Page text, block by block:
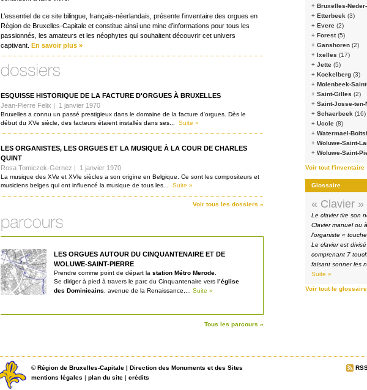
L’essentiel de ce site bilingue, français-néerlandais, présente l’inventaire des orgues en
Région de Bruxelles-Capitale et constitue ainsi une mine d’informations pour tous les
passionnés, les amateurs et les néophytes qui souhaitent découvrir cet univers
captivant. En savoir plus »
ESQUISSE HISTORIQUE DE LA FACTURE D'ORGUES À BRUXELLES
Jean-Pierre Felix | 1 janvier 1970
Bruxelles a connu un passé prestigieux dans le domaine de la facture d'orgues. Dès le
début du XVe siècle, des facteurs étaient installés dans ses... Suite »
LES ORGANISTES, LES ORGUES ET LA MUSIQUE À LA COUR DE CHARLES
QUINT
Rosa Tomiczek-Gernez | 1 janvier 1970
La musique des XVe et XVle siècles a son origine en Belgique. Ce sont les compositeurs et
musiciens belges qui ont influencé la musique de tous les... Suite »
Voir tous les dossiers »
LES ORGUES AUTOUR DU CINQUANTENAIRE ET DE
WOLUWE-SAINT-PIERRE
Prendre comme point de départ la station Métro Merode
Se diriger à pied à travers le parc du Cinquantenaire vers l’église
des Dominicains , avenue de la Renaissance,... Suite »
Tous les parcours »
+ Bruxelles-
+ Etterbeek (3)
+ Evere (2)
+ Forest(5)
+ Ganshoren (2)
+ Ixelles (17)
+ Jette (5)
+ Koekelberg (3)
+ Molenbeek-
+ Saint-Gilles (2)
+ Saint-Josse-ten-
+ Schaerbeek (16)
+ Uccle (8)
+ Watermael-
+ Woluwe-Saint-
+ Woluwe-Saint-
Voir tout l'inventaire
Glossaire
« Clavier »
Le clavier tire son
Clavier manuel ou
l’organiste «
Le clavier est
comprenant 7
faisant sonner les
Suite »
Voir tout le
©Région de Bruxelles-Capitale | Direction des Monuments et des Sites
mentions légales | plan du site | crédits